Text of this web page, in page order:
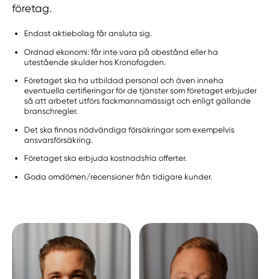
företag.
Endast aktiebolag får ansluta sig.
Ordnad ekonomi: får inte vara på obestånd eller ha
utestående skulder hos Kronofogden.
Företaget ska ha utbildad personal och även inneha
eventuella certifieringar för de tjänster som företaget erbjuder
så att arbetet utförs fackmannamässigt och enligt gällande
branschregler.
Det ska finnas nödvändiga försäkringar som exempelvis
ansvarsförsäkring.
Företaget ska erbjuda kostnadsfria offerter.
Goda omdömen/recensioner från tidigare kunder.